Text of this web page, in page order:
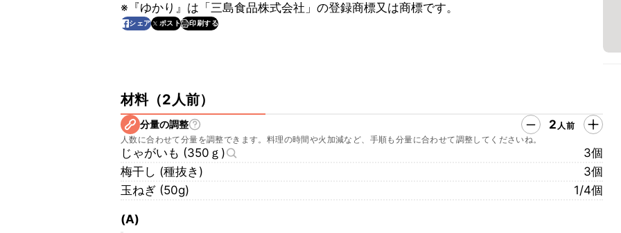
※『ゆかり』は「三島食品株式会社」の登録商標又は商標です。
シェア ポスト 印刷する
材料（2人前）
分量の調整 2 人前
人数に合わせて分量を調整できます。料理の時間や火加減など、手順も分量に合わせて調整してくださいね。
じゃがいも (350ｇ)
3個
梅干し (種抜き)
3個
玉ねぎ (50g)
1/4個
(A)